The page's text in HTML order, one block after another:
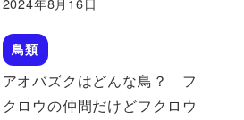
鳥類
アオバズクはどんな鳥？ フ
クロウの仲間だけどフクロウ